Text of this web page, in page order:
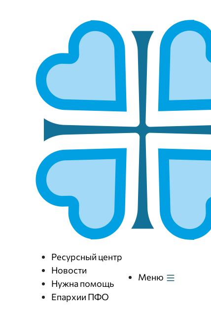
Ресурсный центр
Новости
Нужна помощь
Епархии ПФО
Меню